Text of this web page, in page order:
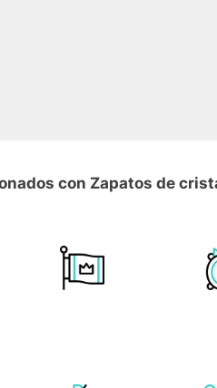
con Zapatos de